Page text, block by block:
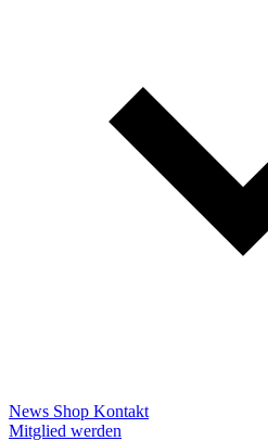
News Shop Kontakt
Mitglied werden